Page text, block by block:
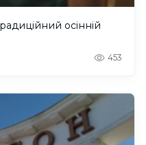
осінній
453